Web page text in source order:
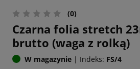
(0)
Czarna folia stretch
brutto (waga z rolką)
W magazynie | Indeks: FS/4